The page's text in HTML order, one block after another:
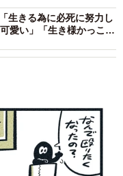
生きる為に必死に努力し
愛い」「生き様かっこい